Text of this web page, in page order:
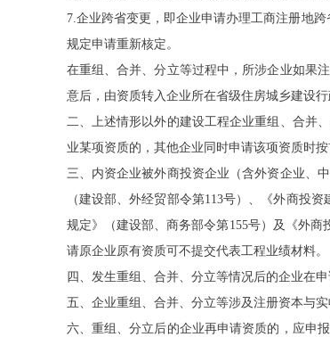
7.企业跨省变更，即企业申请办理工商注册地
规定申请重新核定。
在重组、合并、分立等过程中，所涉企业如果
意后，由资质转入企业所在省级住房城乡建设行
二、上述情形以外的建设工程企业重组、合并
业某项资质的，其他企业同时申请该项资质时按
三、内资企业被外商投资企业（含外资企业、
（建设部、外经贸部令第113号）、《外商投资
规定》（建设部、商务部令第155号）及《外
请原企业原有资质可不提交代表工程业绩材料。
四、发生重组、合并、分立等情况后的企业在
五、企业重组、合并、分立等涉及注册资本与
六、重组、分立后的企业再申请资质的，应申